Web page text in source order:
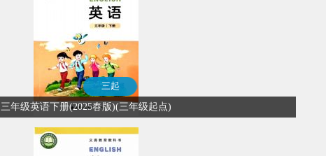
三起
三年级英语下册(2025春版)(三年级起点)